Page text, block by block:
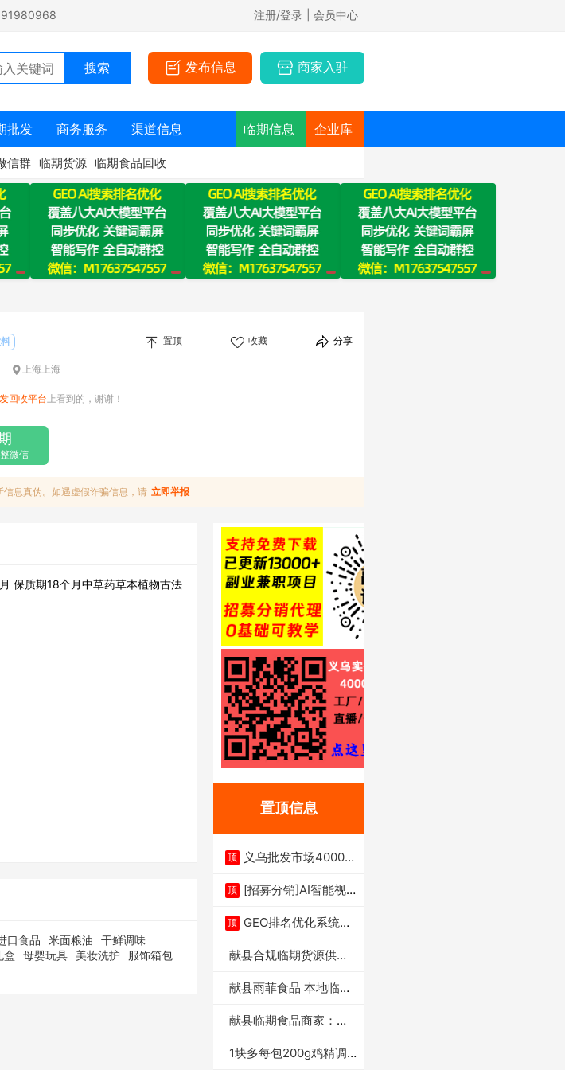
注册/登录 | 会员中心
发布信息 商家入驻
批发 商务服务 渠道信息 临期信息 企业库
信群 临期货源 临期食品回收
置顶 收藏 分享
上海上海
回收平台 上看到的，谢谢！
微信
息真伪。如遇虚假诈骗信息，请 立即举报
保质期18个月中草药草本植物古法
口食品 米面粮油
干鲜调味
盒 母婴玩具 美妆洗护
服饰箱包
置顶信息
顶
义乌批发市场4000多
顶 [招募分销]AI智能视
顶 GEO排名优化系统+A
献县合规临期货源供货
献县雨菲食品 本地临期
献县临期食品商家：献
1块多每包200g鸡精调